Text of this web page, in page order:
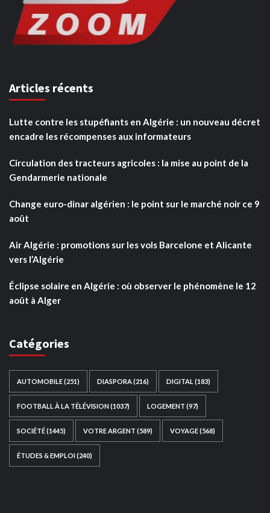
Articles récents
Lutte contre les stupéfiants en Algérie : un nouveau décret
encadre les récompenses aux informateurs
Circulation des tracteurs agricoles : la mise au point de la
Gendarmerie nationale
Change euro-dinar algérien : le point sur le marché noir ce 9
août
Air Algérie : promotions sur les vols Barcelone et Alicante
vers l’Algérie
Éclipse solaire en Algérie : où observer le phénomène le 12
août à Alger
Catégories
AUTOMOBILE(251) DIASPORA (216) DIGITAL (183)
FOOTBALL À LA TÉLÉVISION(1037) LOGEMENT (97)
SOCIÉTÉ(1445) VOTRE ARGENT (589) VOYAGE(568)
ÉTUDES & EMPLOI(240)